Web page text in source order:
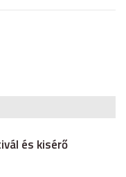
és kisérő